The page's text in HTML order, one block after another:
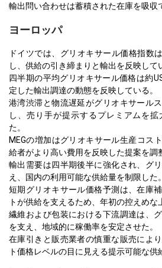
輸出問い合わせは蓄積された在庫を吸収
ヨーロッパ
ドイツでは、グリオキサール価格指数
し、供給の引き締まりと輸出を反映して
四半期の平均グリオキサール価格は約
定した輸出調達の動態を反映している。
港湾渋滞と物流遅延がグリオキサール
し、売り手が提示するプレミアムを
た。
MEGの増加はグリオキサール生産コス
給者がより高い費用を反映した提案を調
輸出需要は四半期後半に強化され、グ
え、国内の利用可能な供給量を制限した。
短期グリオキサール価格予測は、在庫
トが供給を支えるため、年初の控えめな
繊維および包装における下流調達は、
を支え、地域的に稼働率を安定させた。
在庫引きと販売業者の慎重な販売によ
ト価格レベルの目に見える提示可能な供